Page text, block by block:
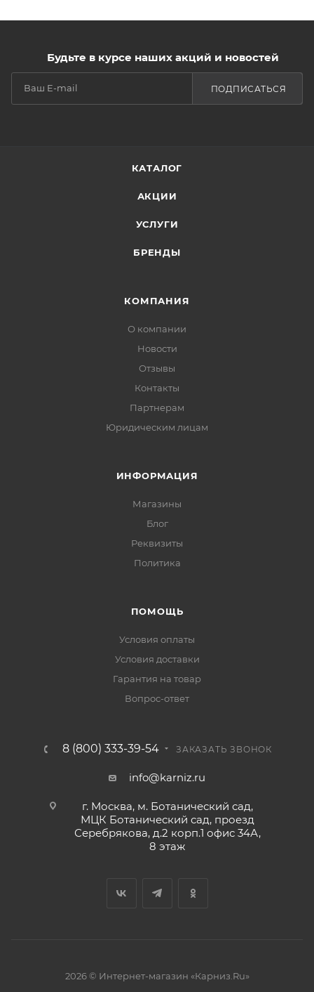
Будьте в курсе наших акций и новостей
ПОДПИСАТЬСЯ
КАТАЛОГ
АКЦИИ
УСЛУГИ
БРЕНДЫ
КОМПАНИЯ
О компании
Новости
Отзывы
Контакты
Партнерам
Юридическим лицам
ИНФОРМАЦИЯ
Магазины
Блог
Реквизиты
Политика
ПОМОЩЬ
Условия оплаты
Условия доставки
Гарантия на товар
Вопрос-ответ
8 (800) 333-39-54 ЗАКАЗАТЬ ЗВОНОК
info@karniz.ru
г. Москва, м. Ботанический сад,
МЦК Ботанический сад, проезд
Серебрякова, д.2 корп.1 офис 34А,
8 этаж
2026 © Интернет-магазин «Карниз.Ru»